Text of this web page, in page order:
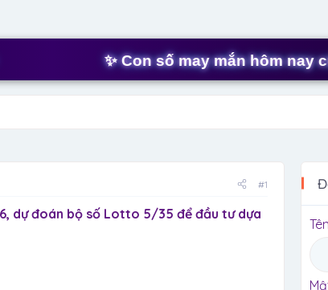
✨ Con số may mắn hôm nay của
#1
dự đoán bộ số Lotto 5/35 để đầu tư dựa